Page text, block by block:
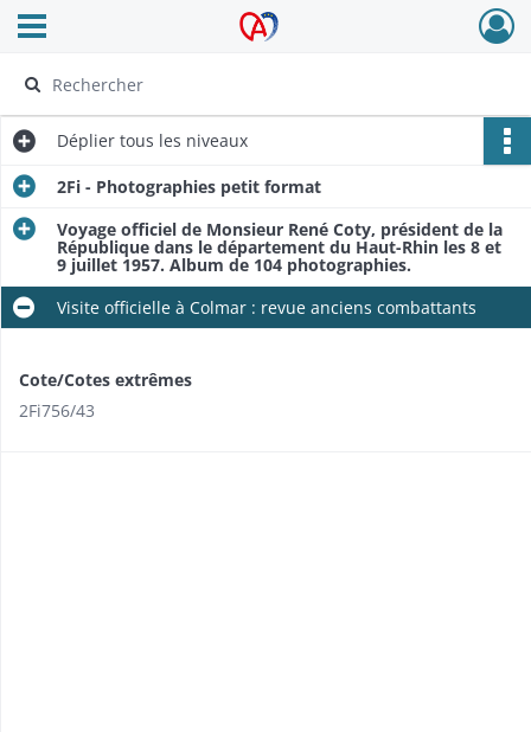
Archives Alsace - Colmar
Ouvrir le menu déroulant
Déplier tous les niveaux
2Fi - Photographies petit format
Voyage officiel de Monsieur René Coty, président de la
République dans le département du Haut-Rhin les 8 et
9 juillet 1957. Album de 104 photographies.
Visite officielle à Colmar : revue anciens combattants
Cote/Cotes extrêmes
2Fi756/43